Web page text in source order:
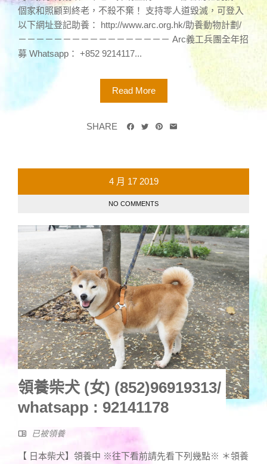
個家和照顧到終老，不殺不棄！ 支持零人道毀滅，可登入
以下網址登記助養： http://www.arc.org.hk/助養動物計劃/
－－－－－－－－－－－－－－－－－ Arc義工兵團全年招
募 Whatsapp： +852 9214117...
Read More
SHARE
4 月 17 2019
NO COMMENTS
領養柴犬 (女) (852)96919313/
whatsapp : 92141178
已被領養
【 日本柴犬】領養中 ※往下看前請先看下列幾點※ ＊領養